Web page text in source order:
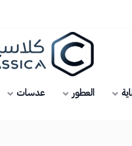
كلاسيكا
العطور عدسات